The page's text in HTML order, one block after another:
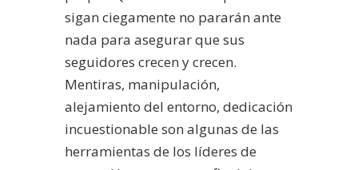
sigan ciegamente no pararán ante
nada para asegurar que sus
seguidores crecen y crecen.
Mentiras, manipulación,
alejamiento del entorno, dedicación
incuestionable son algunas de las
herramientas de los líderes de